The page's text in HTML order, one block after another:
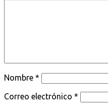
Nombre *
Correo electrónico *